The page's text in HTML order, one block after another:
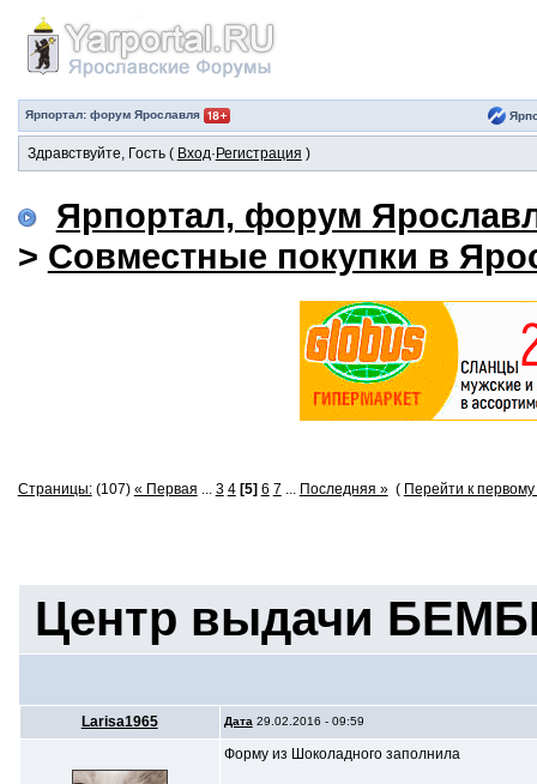
Ярпортал: форум Ярославля
Здравствуйте, Гость ( Вход· Регистрация )
Ярпортал, форум
> Совместные покупки в
Страницы:(107) « Первая ... 3 4 [5] 6 7 ... Последняя » ( Перейти к
Центр выдачи
Larisa1965 Дата 29.02.2016 - 09:59
Форму из Шоколадного заполнила